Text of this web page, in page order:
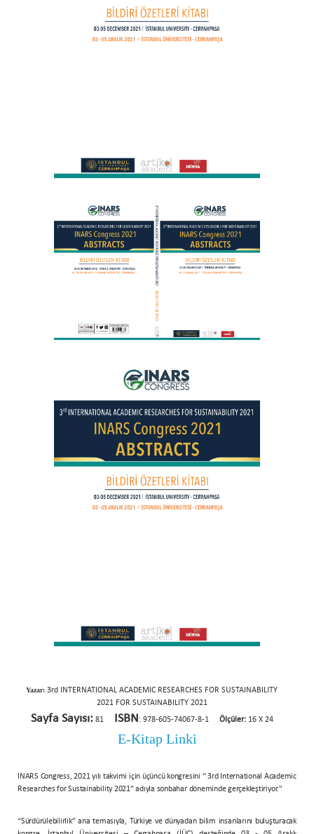
Yazar: 3rd INTERNATIONAL ACADEMIC RESEARCHES FOR SUSTAINABILITY
2021 FOR SUSTAINABILITY 2021
Sayfa Sayısı:81 ISBN: 978-605-74067-8-1 Ölçüler:16 X 24
E-Kitap Linki
INARS Congress, 2021 yılı takvimi için üçüncü kongresini “ 3rd International Academic
Researches for Sustainability 2021” adıyla sonbahar döneminde gerçekleştiriyor."
“Sürdürülebilirlik” ana temasıyla, Türkiye ve dünyadan bilim insanlarını buluşturacak